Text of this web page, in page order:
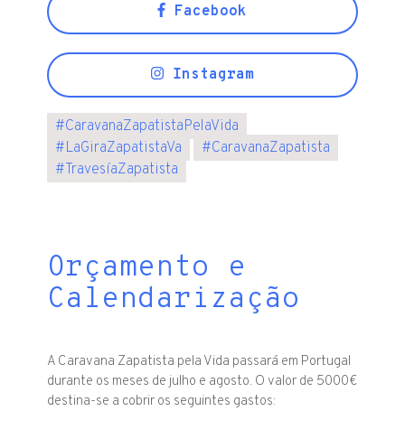
Facebook
Instagram
#CaravanaZapatistaPelaVida
#LaGiraZapatistaVa #CaravanaZapatista
#TravesíaZapatista
Orçamento e
Calendarização
A Caravana Zapatista pela Vida passará em Portugal
durante os meses de julho e agosto. O valor de 5000€
destina-se a cobrir os seguintes gastos: